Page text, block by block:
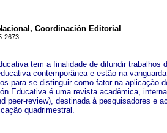
Coordinación Editorial
2673
tem a finalidade de difundir trabalhos
contemporânea e estão na
para se distinguir como fator na aplicação
Educativa é uma revista acadêmica,
peer-review), destinada à pesquisadores e
quadrimestral.